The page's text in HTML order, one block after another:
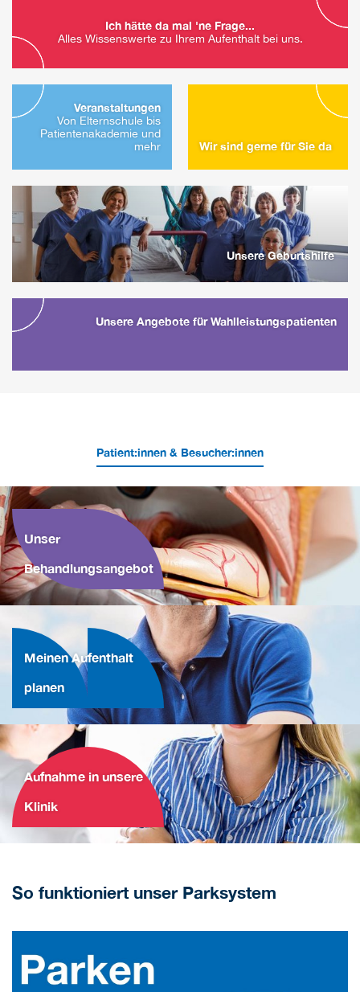
Ich hätte da mal 'ne Frage...
Alles Wissenswerte zu Ihrem Aufenthalt bei uns.
Veranstaltungen
Von Elternschule bis
Patientenakademie und
mehr
Wir sind gerne für Sie da
Unsere Geburtshilfe
Unsere Angebote für Wahlleistungs­patienten
Patient:innen & Besucher:innen
Unser
Behandlungsangebot
Meinen Aufenthalt
planen
Aufnahme in unsere
Klinik
So funktioniert unser Parksystem